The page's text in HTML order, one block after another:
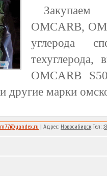
OMCARB,
углерода
OMCARB
марки
| Адрес: НовосибирскТел: :